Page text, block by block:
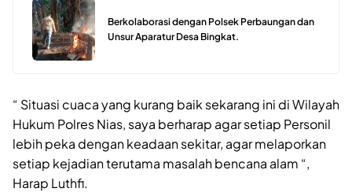
Berkolaborasi dengan Polsek Perbaungan dan
Unsur Aparatur Desa Bingkat.
“ Situasi cuaca yang kurang baik sekarang ini di Wilayah
Hukum Polres Nias, saya berharap agar setiap Personil
lebih peka dengan keadaan sekitar, agar melaporkan
setiap kejadian terutama masalah bencana alam “,
Harap Luthfi.